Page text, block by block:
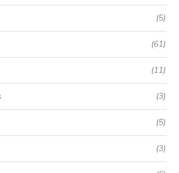
(5)
(61)
(11)
(3)
(5)
(3)